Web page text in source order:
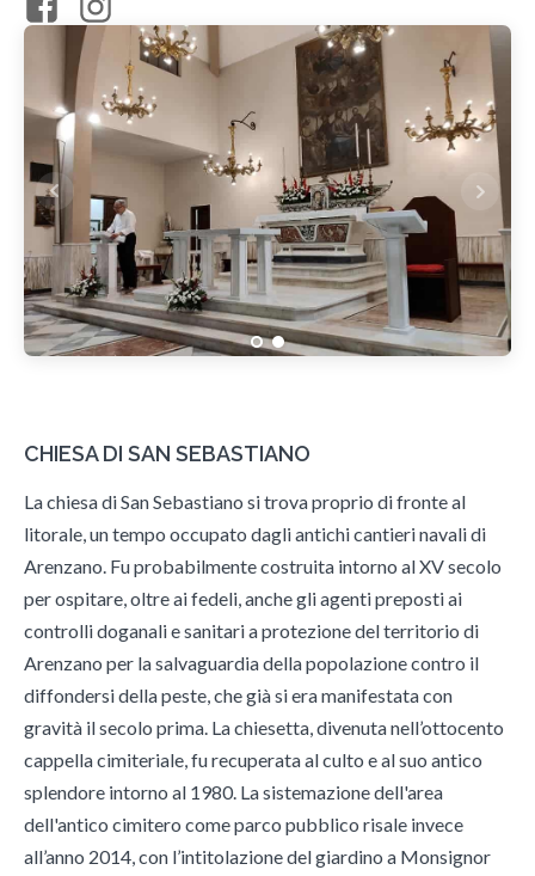
CHIESA DI SAN SEBASTIANO
La chiesa di San Sebastiano si trova proprio di fronte al
litorale, un tempo occupato dagli antichi cantieri navali di
Arenzano. Fu probabilmente costruita intorno al XV secolo
per ospitare, oltre ai fedeli, anche gli agenti preposti ai
controlli doganali e sanitari a protezione del territorio di
Arenzano per la salvaguardia della popolazione contro il
diffondersi della peste, che già si era manifestata con
gravità il secolo prima. La chiesetta, divenuta nell’ottocento
cappella cimiteriale, fu recuperata al culto e al suo antico
splendore intorno al 1980. La sistemazione dell'area
dell'antico cimitero come parco pubblico risale invece
all’anno 2014, con l’intitolazione del giardino a Monsignor